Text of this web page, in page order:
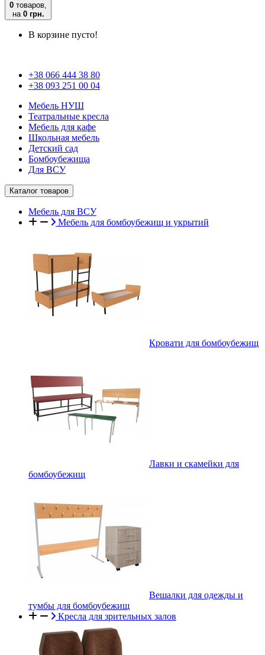
0 товаров,
на 0 грн.
В корзине пусто!
+38 066 444 38 80
+38 093 251 00 04
Мебель НУШ
Театральные кресла
Мебель для кафе
Школьная мебель
Детский сад
Бомбоубежища
Для ВСУ
Каталог товаров
Мебель для ВСУ
Мебель для бомбоубежищ и укрытий
Кровати для бомбоубежищ
Лавки и скамейки для
бомбоубежищ
Вешалки для одежды и
тумбы для бомбоубежищ
Кресла для зрительных залов